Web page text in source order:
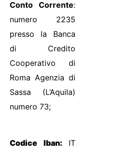
Conto Corrente:
numero 2235
presso la Banca
di Credito
Cooperativo di
Roma Agenzia di
Sassa (L’Aquila)
numero 73;
Codice Iban: IT